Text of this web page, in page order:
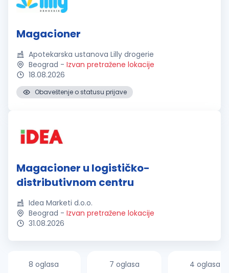
Magacioner
Apotekarska ustanova Lilly drogerie
Beograd - Izvan pretražene lokacije
18.08.2026
Obaveštenje o statusu prijave
Magacioner u logističko-
distributivnom centru
Idea Marketi d.o.o.
Beograd - Izvan pretražene lokacije
31.08.2026
8 oglasa 7 oglasa 4 oglasa